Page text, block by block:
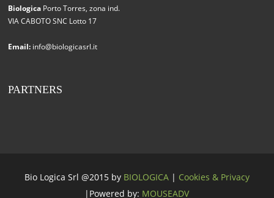
Biologica Porto Torres, zona ind.
VIA CABOTO SNC Lotto 17
Email: info@biologicasrl.it
PARTNERS
Bio Logica Srl @2015 by BIOLOGICA| Cookies & Privacy
|Powered by: MOUSEADV